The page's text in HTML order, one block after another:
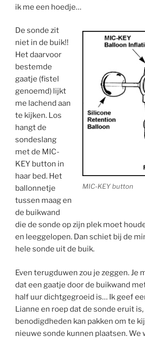
ik me een hoedje…
MIC-KEY button
De sonde zit
niet in de buik!!
Het daarvoor
bestemde
gaatje (fistel
genoemd) lijkt
me lachend aan
te kijken. Los
hangt de
sondeslang
met de MIC-
KEY button in
haar bed. Het
ballonnetje
tussen maag en
de buikwand
die de sonde op zijn plek moet
en leeggelopen. Dan schiet bij de
hele sonde uit de buik.
Even terugduwen zou je zeggen. Je
dat een gaatje door de buikwand
half uur dichtgegroeid is… Ik geef
Lianne en roep dat de sonde eruit is,
benodigdheden kan pakken om te
nieuwe sonde kunnen plaatsen.